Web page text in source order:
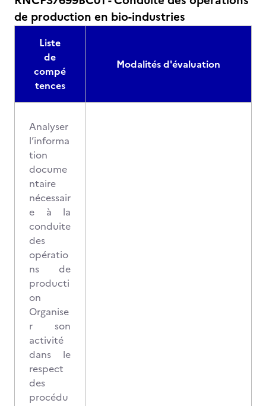
de production en bio-industries
Liste
de
compé
tences
Modalités d'évaluation
Analyser
l’informa
tion
docume
ntaire
nécessair
e à la
conduite
des
opératio
ns de
producti
on
Organise
r son
activité
dans le
respect
des
procédu